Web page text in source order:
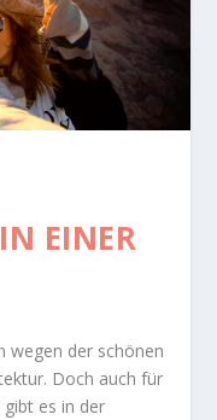
EINER S
wegen der schönen
Doch auch für
gibt es in der